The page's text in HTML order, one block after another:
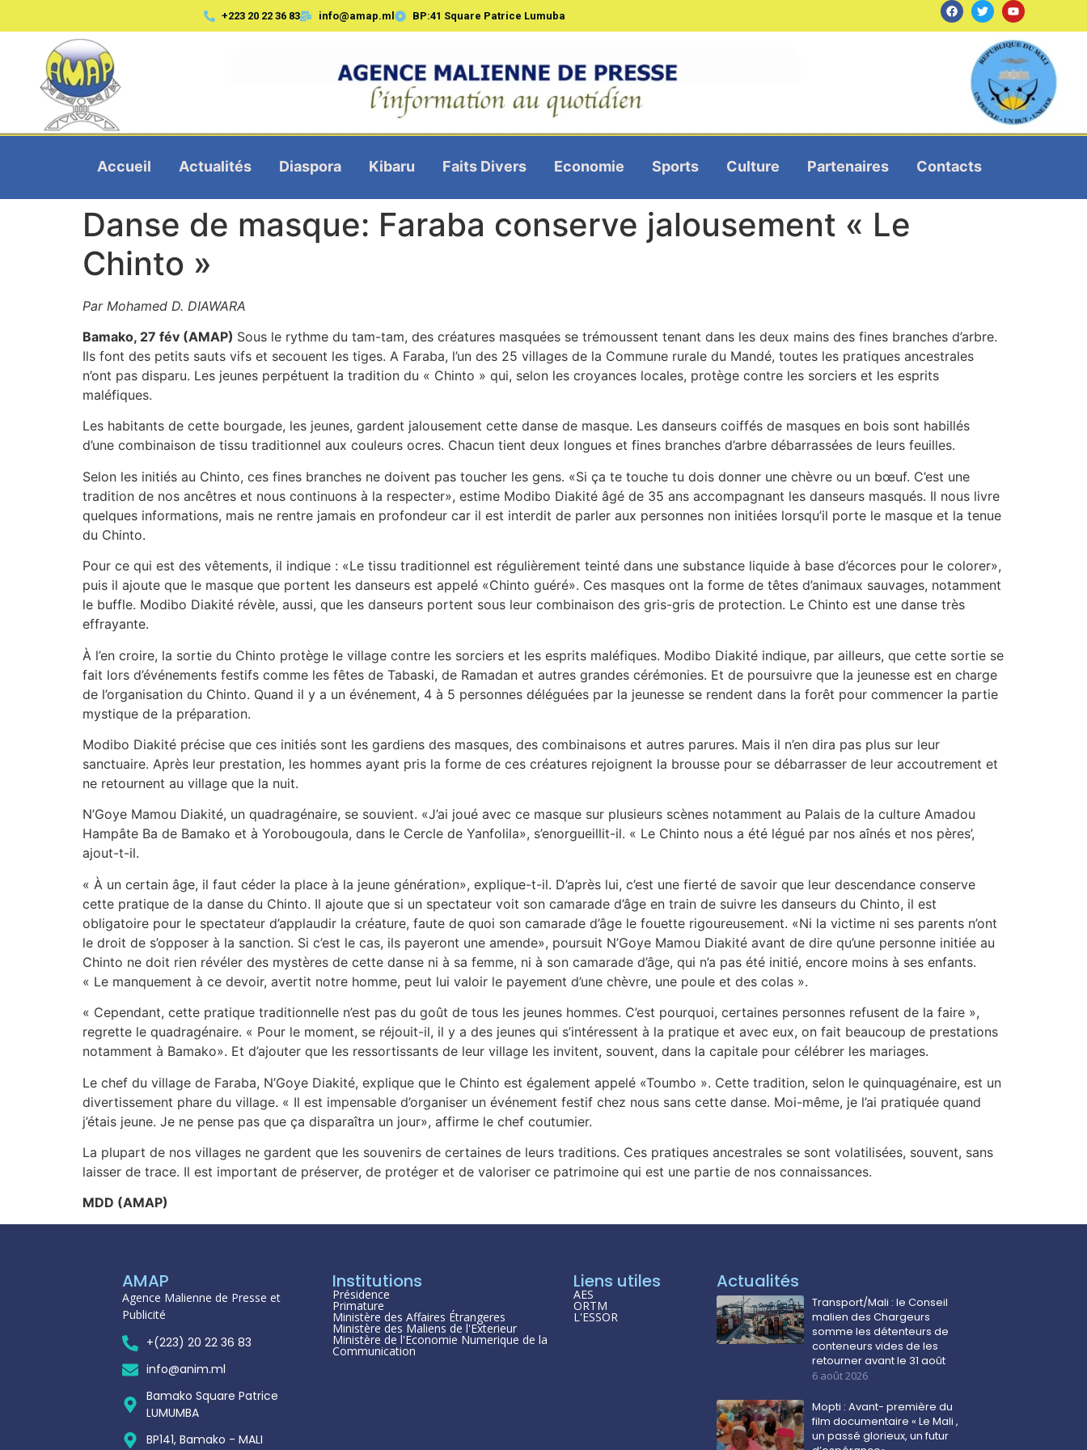
+223 20 22 36 83 info@amap.ml BP:41 Square Patrice Lumuba
Accueil Actualités Diaspora Kibaru Faits Divers Economie Sports Culture Partenaires Contacts
Danse de masque: Faraba conserve jalousement « Le
Chinto »
Par Mohamed D. DIAWARA
Bamako, 27 fév (AMAP) Sous le rythme du tam-tam, des créatures masquées se trémoussent tenant dans les deux mains des fines branches d’arbre.
Ils font des petits sauts vifs et secouent les tiges. A Faraba, l’un des 25 villages de la Commune rurale du Mandé, toutes les pratiques ancestrales
n’ont pas disparu. Les jeunes perpétuent la tradition du « Chinto » qui, selon les croyances locales, protège contre les sorciers et les esprits
maléfiques.
Les habitants de cette bourgade, les jeunes, gardent jalousement cette danse de masque. Les danseurs coiffés de masques en bois sont habillés
d’une combinaison de tissu traditionnel aux couleurs ocres. Chacun tient deux longues et fines branches d’arbre débarrassées de leurs feuilles.
Selon les initiés au Chinto, ces fines branches ne doivent pas toucher les gens. «Si ça te touche tu dois donner une chèvre ou un bœuf. C’est une
tradition de nos ancêtres et nous continuons à la respecter», estime Modibo Diakité âgé de 35 ans accompagnant les danseurs masqués. Il nous livre
quelques informations, mais ne rentre jamais en profondeur car il est interdit de parler aux personnes non initiées lorsqu’il porte le masque et la tenue
du Chinto.
Pour ce qui est des vêtements, il indique : «Le tissu traditionnel est régulièrement teinté dans une substance liquide à base d’écorces pour le colorer»,
puis il ajoute que le masque que portent les danseurs est appelé «Chinto guéré». Ces masques ont la forme de têtes d’animaux sauvages, notamment
le buffle. Modibo Diakité révèle, aussi, que les danseurs portent sous leur combinaison des gris-gris de protection. Le Chinto est une danse très
effrayante.
À l’en croire, la sortie du Chinto protège le village contre les sorciers et les esprits maléfiques. Modibo Diakité indique, par ailleurs, que cette sortie se
fait lors d’événements festifs comme les fêtes de Tabaski, de Ramadan et autres grandes cérémonies. Et de poursuivre que la jeunesse est en charge
de l’organisation du Chinto. Quand il y a un événement, 4 à 5 personnes déléguées par la jeunesse se rendent dans la forêt pour commencer la partie
mystique de la préparation.
Modibo Diakité précise que ces initiés sont les gardiens des masques, des combinaisons et autres parures. Mais il n’en dira pas plus sur leur
sanctuaire. Après leur prestation, les hommes ayant pris la forme de ces créatures rejoignent la brousse pour se débarrasser de leur accoutrement et
ne retournent au village que la nuit.
N’Goye Mamou Diakité, un quadragénaire, se souvient. «J’ai joué avec ce masque sur plusieurs scènes notamment au Palais de la culture Amadou
Hampâte Ba de Bamako et à Yorobougoula, dans le Cercle de Yanfolila», s’enorgueillit-il. « Le Chinto nous a été légué par­­ nos aînés et nos pères’,
ajout-t-il.
« À un certain âge, il faut céder la place à la jeune génération», explique-t-il. D’après lui, c’est une fierté de savoir que leur descendance conserve
cette pratique de la danse du Chinto. Il ajoute que si un spectateur voit son camarade d’âge en train de suivre les danseurs du Chinto, il est
obligatoire pour le spectateur d’applaudir la créature, faute de quoi son camarade d’âge le fouette rigoureusement. «Ni la victime ni ses parents n’ont
le droit de s’opposer à la sanction. Si c’est le cas, ils payeront une amende», poursuit N’Goye Mamou Diakité avant de dire qu’une personne initiée au
Chinto ne doit rien révéler des mystères de cette danse ni à sa femme, ni à son camarade d’âge, qui n’a pas été initié, encore moins à ses enfants.
« Le manquement à ce devoir, avertit notre homme, peut lui valoir le payement d’une chèvre, une poule et des colas ».
« Cependant, cette pratique traditionnelle n’est pas du goût de tous les jeunes hommes. C’est pourquoi, certaines personnes refusent de la faire »,
regrette le quadragénaire. « Pour le moment, se réjouit-il, il y a des jeunes qui s’intéressent à la pratique et avec eux, on fait beaucoup de prestations
notamment à Bamako». Et d’ajouter que les ressortissants de leur village les invitent, souvent, dans la capitale pour célébrer les mariages.
Le chef du village de Faraba, N’Goye Diakité, explique que le Chinto est également appelé «Toumbo ». Cette tradition, selon le quinquagénaire, est un
divertissement phare du village. « Il est impensable d’organiser un événement festif chez nous sans cette danse. Moi-même, je l’ai pratiquée quand
j’étais jeune. Je ne pense pas que ça disparaîtra un jour», affirme le chef coutumier.
La plupart de nos villages ne gardent que les souvenirs de certaines de leurs traditions. Ces pratiques ancestrales se sont volatilisées, souvent, sans
laisser de trace. Il est important de préserver, de protéger et de valoriser ce patrimoine qui est une partie de nos connaissances.
MDD (AMAP)
AMAP
Agence Malienne de Presse et
Publicité
+(223) 20 22 36 83
info@anim.ml
Bamako Square Patrice
LUMUMBA
BP141, Bamako - MALI
Institutions
Présidence
Primature
Ministère des Affaires Étrangeres
Ministère des Maliens de l'Exterieur
Ministère de l'Economie Numerique de la
Communication
Liens utiles
AES
ORTM
L'ESSOR
Actualités
Transport/Mali : le Conseil
malien des Chargeurs
somme les détenteurs de
conteneurs vides de les
retourner avant le 31 août
6 août 2026
Mopti : Avant- première du
film documentaire « Le Mali ,
un passé glorieux, un futur